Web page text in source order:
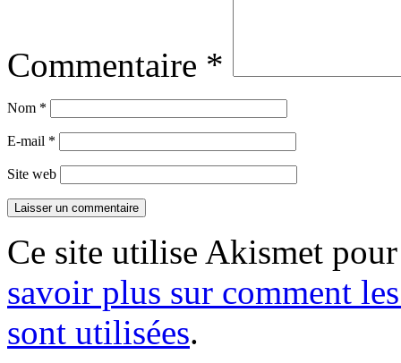
Commentaire *
Nom *
E-mail *
Site web
Ce site utilise Akismet
savoir plus sur comment
sont utilisées.